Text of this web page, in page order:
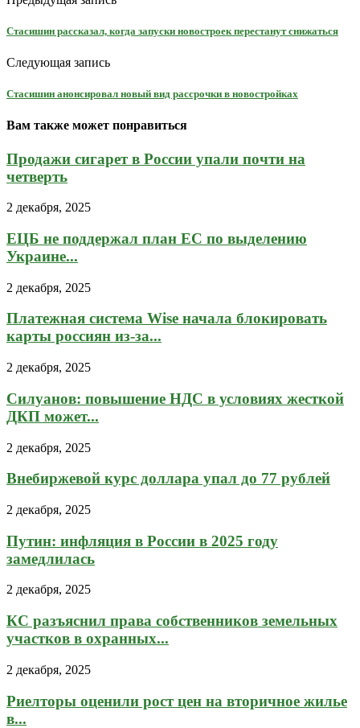
Стасишин рассказал, когда запуски новостроек перестанут снижаться
Следующая запись
Стасишин анонсировал новый вид рассрочки в новостройках
Вам также может понравиться
Продажи сигарет в России упали почти на
четверть
2 декабря, 2025
ЕЦБ не поддержал план ЕС по выделению
Украине...
2 декабря, 2025
Платежная система Wise начала блокировать
карты россиян из-за...
2 декабря, 2025
Силуанов: повышение НДС в условиях жесткой
ДКП может...
2 декабря, 2025
Внебиржевой курс доллара упал до 77 рублей
2 декабря, 2025
Путин: инфляция в России в 2025 году
замедлилась
2 декабря, 2025
КС разъяснил права собственников земельных
участков в охранных...
2 декабря, 2025
Риелторы оценили рост цен на вторичное жилье
в...